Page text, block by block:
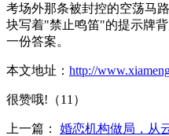
考场外那条被封控的空荡马
块写着"禁止鸣笛"的提示牌
一份答案。
本文地址： http://
很赞哦!（11）
上一篇： 婚恋机构做局，从